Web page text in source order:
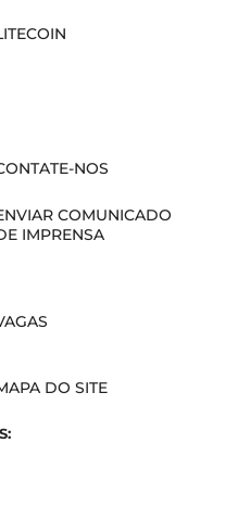
NOS
COMUNICADO
IMPRENSA
DO SITE